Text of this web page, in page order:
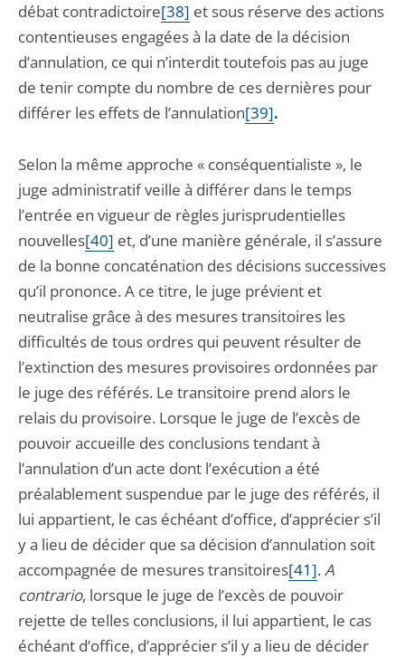
débat contradictoire[38] et sous réserve des actions
contentieuses engagées à la date de la décision
d’annulation, ce qui n’interdit toutefois pas au juge
de tenir compte du nombre de ces dernières pour
différer les effets de l’annulation[39].
Selon la même approche « conséquentialiste », le
juge administratif veille à différer dans le temps
l’entrée en vigueur de règles jurisprudentielles
nouvelles[40] et, d’une manière générale, il s’assure
de la bonne concaténation des décisions successives
qu’il prononce. A ce titre, le juge prévient et
neutralise grâce à des mesures transitoires les
difficultés de tous ordres qui peuvent résulter de
l’extinction des mesures provisoires ordonnées par
le juge des référés. Le transitoire prend alors le
relais du provisoire. Lorsque le juge de l’excès de
pouvoir accueille des conclusions tendant à
l’annulation d’un acte dont l’exécution a été
préalablement suspendue par le juge des référés, il
lui appartient, le cas échéant d’office, d’apprécier s’il
y a lieu de décider que sa décision d’annulation soit
accompagnée de mesures transitoires[41]. A
contrario, lorsque le juge de l’excès de pouvoir
rejette de telles conclusions, il lui appartient, le cas
échéant d’office, d’apprécier s’il y a lieu de décider